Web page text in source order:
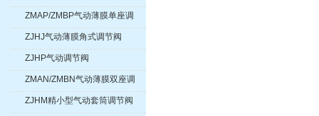
节阀
ZMAP/ZMBP气动薄膜单座调
节阀
ZJHJ气动薄膜角式调节阀
ZJHP气动调节阀
ZMAN/ZMBN气动薄膜双座调
节阀
ZJHM精小型气动套筒调节阀